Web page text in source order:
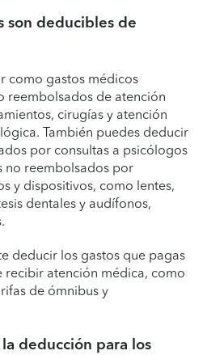
son deducibles de
como gastos médicos
reembolsados de atención
cirugías y atención
También puedes deducir
por consultas a psicólogos
no reembolsados por
y dispositivos, como lentes,
dentales y audífonos,
deducir los gastos que pagas
recibir atención médica, como
de ómnibus y
deducción para los